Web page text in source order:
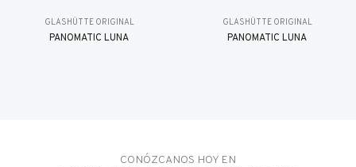
GLASHÜTTE ORIGINAL
PANOMATIC LUNA
GLASHÜTTE ORIGINAL
PANOMATIC LUNA
CONÓZCANOS HOY EN